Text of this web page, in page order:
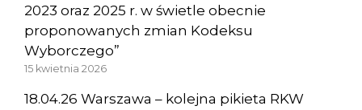
2023 oraz 2025 r. w świetle obecnie
proponowanych zmian Kodeksu
Wyborczego”
15 kwietnia 2026
18.04.26 Warszawa – kolejna pikieta RKW